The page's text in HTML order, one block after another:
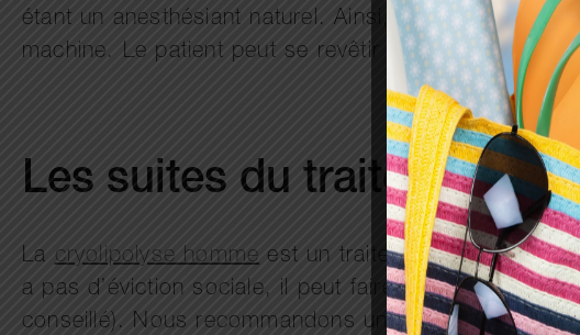
étant un anesthésiant naturel. Ainsi, le patient
machine. Le patient peut se revêtir et quitter le centre
Les suites du traitement
Lacryolipolyse homme est un traitement très doux,
a pas d’éviction sociale, il peut faire du sport, sortir
conseillé). Nous recommandons une bonne